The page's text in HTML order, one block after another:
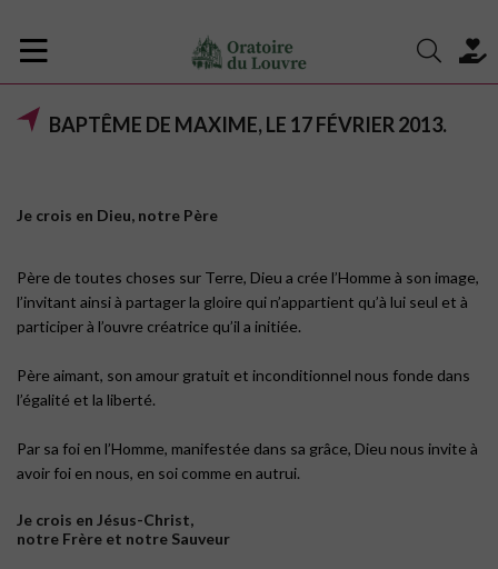
BAPTÊME DE MAXIME, LE 17 FÉVRIER 2013.
Je crois en Dieu, notre Père
Père de toutes choses sur Terre, Dieu a crée l’Homme à son image,
l’invitant ainsi à partager la gloire qui n’appartient qu’à lui seul et à
participer à l’ouvre créatrice qu’il a initiée.
Père aimant, son amour gratuit et inconditionnel nous fonde dans
l’égalité et la liberté.
Par sa foi en l’Homme, manifestée dans sa grâce, Dieu nous invite à
avoir foi en nous, en soi comme en autrui.
Je crois en Jésus-Christ,
notre Frère et notre Sauveur